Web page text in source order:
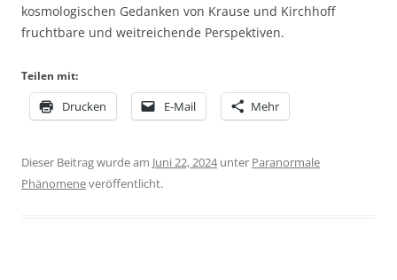
kosmologischen Gedanken von Krause und Kirchhoff
fruchtbare und weitreichende Perspektiven.
Teilen mit:
Drucken E-Mail Mehr
Dieser Beitrag wurde am Juni 22, 2024unter Paranormale
Phänomeneveröffentlicht.